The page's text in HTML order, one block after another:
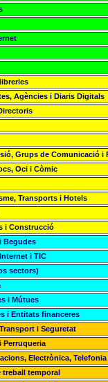
Agències i Diaris Digitals
Grups de Comunicació i
Oci i Còmic
Transports i Hotels
i Construcció
Begudes
i TIC
sectors)
i Mútues
i Entitats financeres
i Seguretat
Perruqueria
Electrònica,
treball temporal